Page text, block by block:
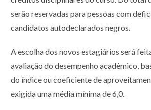
serão reservadas para pessoas com
candidatos autodeclarados negros.
A escolha dos novos estagiários será
avaliação do desempenho acadêmico,
do índice ou coeficiente de
exigida uma média mínima de 6,0.